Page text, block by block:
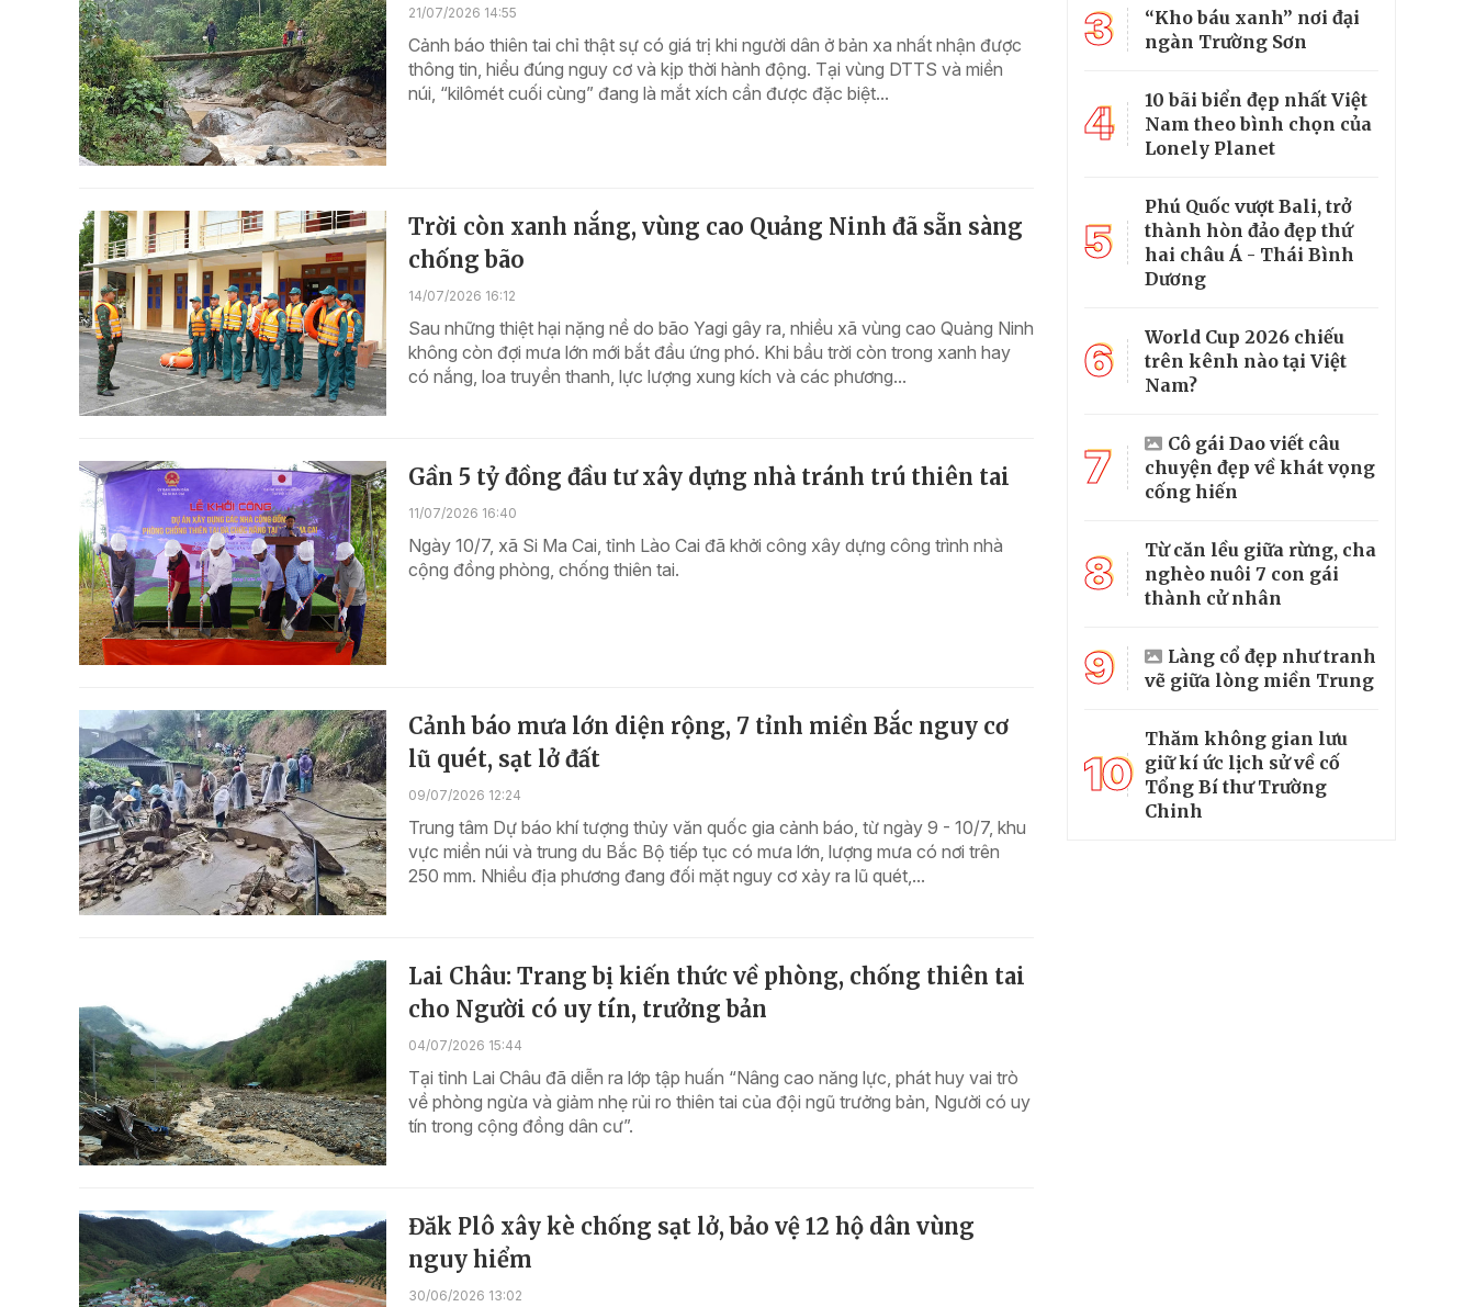
21/07/2026 14:55
Cảnh báo thiên tai chỉ thật sự có giá trị khi người dân ở bản xa nhất nhận được
thông tin, hiểu đúng nguy cơ và kịp thời hành động. Tại vùng DTTS và miền
núi, “kilômét cuối cùng” đang là mắt xích cần được đặc biệt...
Trời còn xanh nắng, vùng cao Quảng Ninh đã sẵn sàng
chống bão
14/07/2026 16:12
Sau những thiệt hại nặng nề do bão Yagi gây ra, nhiều xã vùng cao Quảng Ninh
không còn đợi mưa lớn mới bắt đầu ứng phó. Khi bầu trời còn trong xanh hay
có nắng, loa truyền thanh, lực lượng xung kích và các phương...
Gần 5 tỷ đồng đầu tư xây dựng nhà tránh trú thiên tai
11/07/2026 16:40
Ngày 10/7, xã Si Ma Cai, tỉnh Lào Cai đã khởi công xây dựng công trình nhà
cộng đồng phòng, chống thiên tai.
Cảnh báo mưa lớn diện rộng, 7 tỉnh miền Bắc nguy cơ
lũ quét, sạt lở đất
09/07/2026 12:24
Trung tâm Dự báo khí tượng thủy văn quốc gia cảnh báo, từ ngày 9 - 10/7, khu
vực miền núi và trung du Bắc Bộ tiếp tục có mưa lớn, lượng mưa có nơi trên
250 mm. Nhiều địa phương đang đối mặt nguy cơ xảy ra lũ quét,...
Lai Châu: Trang bị kiến thức về phòng, chống thiên tai
cho Người có uy tín, trưởng bản
04/07/2026 15:44
Tại tỉnh Lai Châu đã diễn ra lớp tập huấn “Nâng cao năng lực, phát huy vai trò
về phòng ngừa và giảm nhẹ rủi ro thiên tai của đội ngũ trưởng bản, Người có uy
tín trong cộng đồng dân cư”.
Đăk Plô xây kè chống sạt lở, bảo vệ 12 hộ dân vùng
nguy hiểm
30/06/2026 13:02
3
“Kho báu xanh” nơi đại
ngàn Trường Sơn
4
10 bãi biển đẹp nhất Việt
Nam theo bình chọn của
Lonely Planet
5
Phú Quốc vượt Bali, trở
thành hòn đảo đẹp thứ
hai châu Á - Thái Bình
Dương
6
World Cup 2026 chiếu
trên kênh nào tại Việt
Nam?
7
Cô gái Dao viết câu
chuyện đẹp về khát vọng
cống hiến
8
Từ căn lều giữa rừng, cha
nghèo nuôi 7 con gái
thành cử nhân
9
Làng cổ đẹp như tranh
vẽ giữa lòng miền Trung
10
Thăm không gian lưu
giữ kí ức lịch sử về cố
Tổng Bí thư Trường
Chinh